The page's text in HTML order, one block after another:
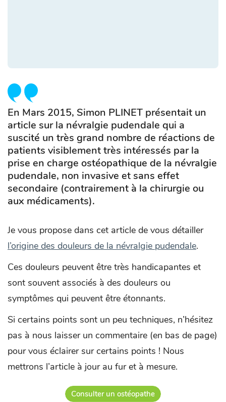
En Mars 2015, Simon PLINET présentait un
article sur la névralgie pudendale qui a
suscité un très grand nombre de réactions de
patients visiblement très intéressés par la
prise en charge ostéopathique de la névralgie
pudendale, non invasive et sans effet
secondaire (contrairement à la chirurgie ou
aux médicaments).
Je vous propose dans cet article de vous détailler
l’origine des douleurs de la névralgie pudendale.
Ces douleurs peuvent être très handicapantes et
sont souvent associés à des douleurs ou
symptômes qui peuvent être étonnants.
Si certains points sont un peu techniques, n’hésitez
pas à nous laisser un commentaire (en bas de page)
pour vous éclairer sur certains points ! Nous
mettrons l’article à jour au fur et à mesure.
Consulter un ostéopathe